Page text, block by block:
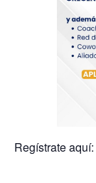
Regístrate aquí: